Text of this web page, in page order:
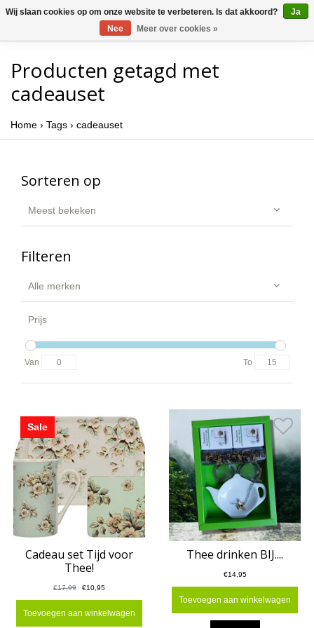
Producten getagd met
cadeauset
Home › Tags › cadeauset
Sorteren op
Meest bekeken
Filteren
Alle merken
Prijs
Van To
Sale
Cadeau set Tijd voor
Thee!
€17,99 €10,95
Toevoegen aan winkelwagen
Thee drinken BIJ....
€14,95
Toevoegen aan winkelwagen
Wij slaan cookies op om onze website te verbeteren. Is dat akkoord?
Ja
Nee
Meer over cookies »